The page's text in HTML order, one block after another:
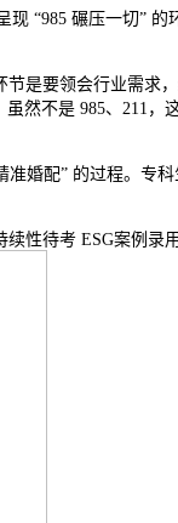
“985 碾压一切” 的
是要领会行业需求
然不是 985、211
婚配” 的过程。专
待考 ESG案例录用